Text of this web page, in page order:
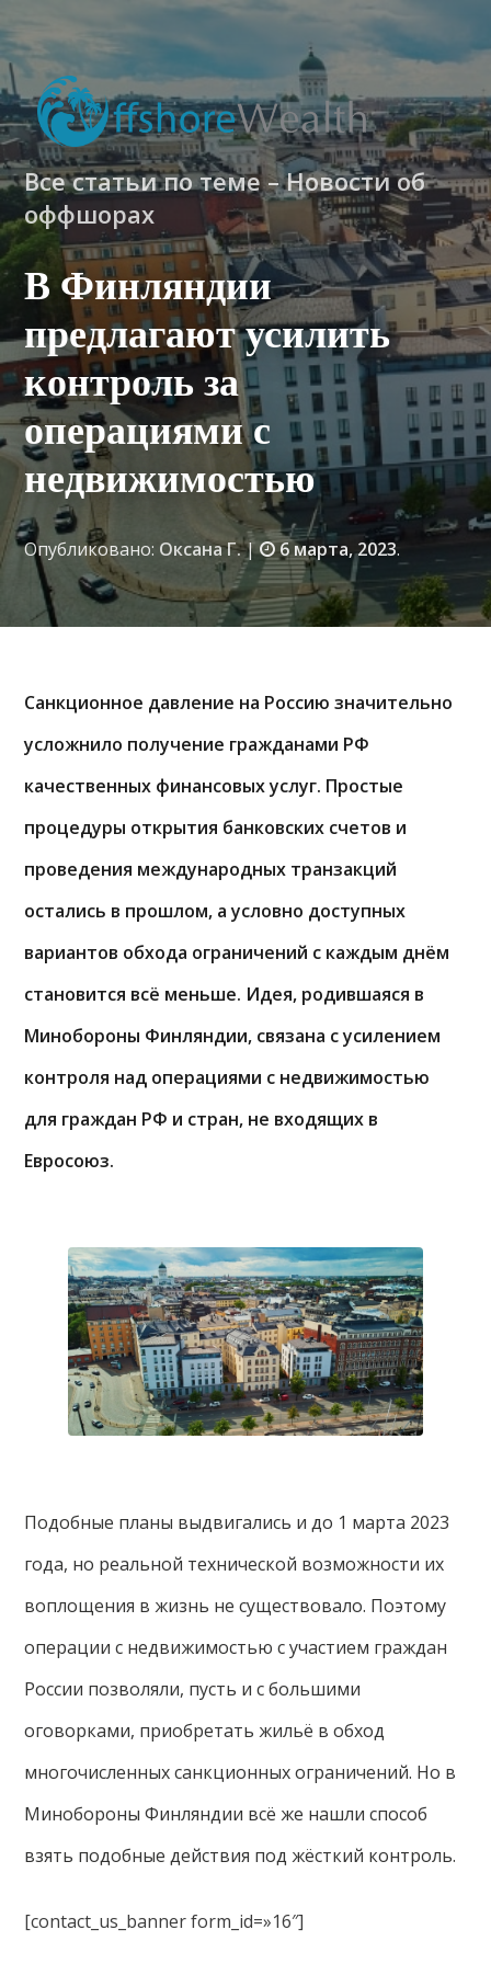
Все статьи по теме – Новости об
оффшорах
В Финляндии
предлагают усилить
контроль за
операциями с
недвижимостью
Опубликовано: Оксана Г.| 6 марта, 2023.
Санкционное давление на Россию значительно
усложнило получение гражданами РФ
качественных финансовых услуг. Простые
процедуры открытия банковских счетов и
проведения международных транзакций
остались в прошлом, а условно доступных
вариантов обхода ограничений с каждым днём
становится всё меньше. Идея, родившаяся в
Минобороны Финляндии, связана с усилением
контроля над операциями с недвижимостью
для граждан РФ и стран, не входящих в
Евросоюз.
Подобные планы выдвигались и до 1 марта 2023
года, но реальной технической возможности их
воплощения в жизнь не существовало. Поэтому
операции с недвижимостью с участием граждан
России позволяли, пусть и с большими
оговорками, приобретать жильё в обход
многочисленных санкционных ограничений. Но в
Минобороны Финляндии всё же нашли способ
взять подобные действия под жёсткий контроль.
[contact_us_banner form_id=»16″]